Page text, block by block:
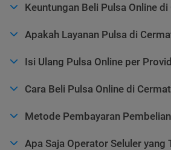
Keuntungan Beli Pulsa Online
Apakah Layanan Pulsa di
Isi Ulang Pulsa Online per
Cara Beli Pulsa Online di
Metode Pembayaran
Apa Saja Operator Seluler yang